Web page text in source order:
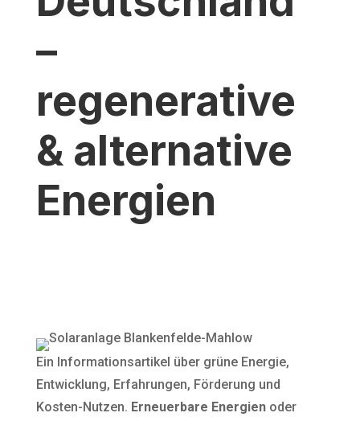
–
regenerative
& alternative
Energien
Ein Informationsartikel über grüne Energie,
Entwicklung, Erfahrungen, Förderung und
Kosten-Nutzen. Erneuerbare Energienoder